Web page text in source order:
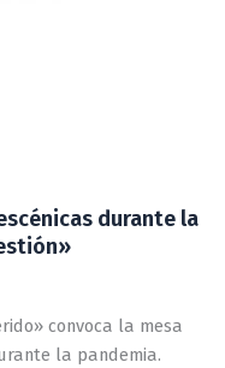
durante la
convoca la mesa
la pandemia.